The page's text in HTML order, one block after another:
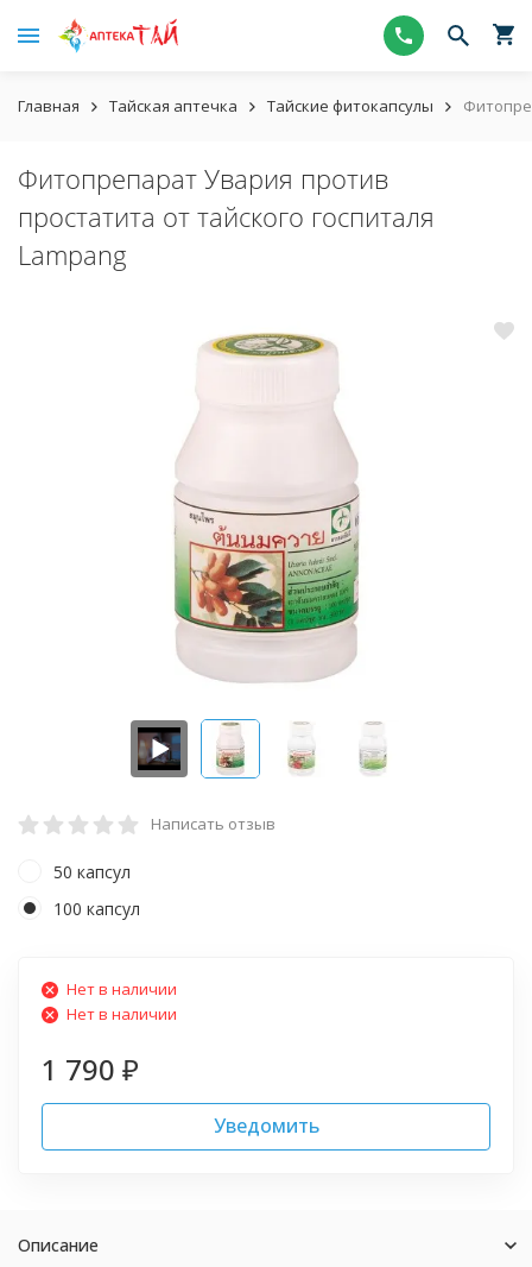
Главная Тайская аптечка Тайские фитокапсулы
Фитопрепарат Увария против
простатита от тайского госпиталя
Lampang
Написать отзыв
50 капсул
100 капсул
Нет в наличии
Нет в наличии
1 790 ₽
Уведомить
Описание